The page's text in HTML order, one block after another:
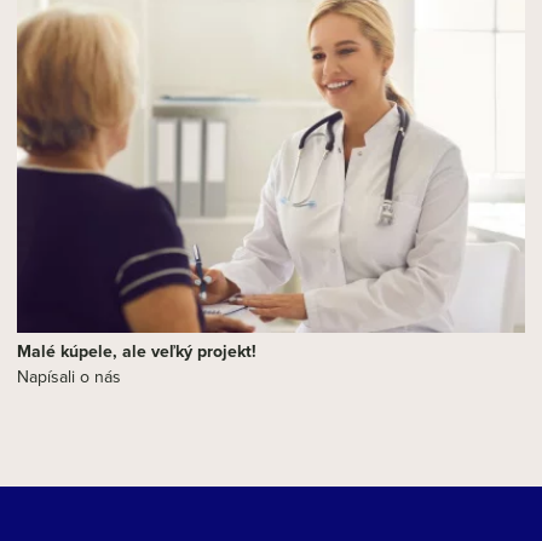
Malé kúpele, ale veľký projekt!
Napísali o nás